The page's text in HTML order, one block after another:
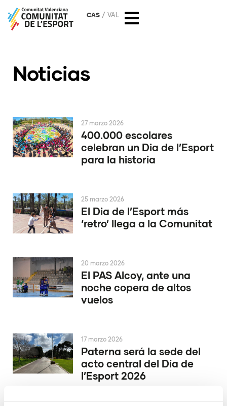
CAS VAL
Noticias
400.000 escolares
celebran un Dia de l’Esport
para la historia
27 marzo 2026
El Dia de l’Esport más
‘retro’ llega a la Comunitat
25 marzo 2026
El PAS Alcoy, ante una
noche copera de altos
vuelos
20 marzo 2026
Paterna será la sede del
acto central del Dia de
l’Esport 2026
17 marzo 2026